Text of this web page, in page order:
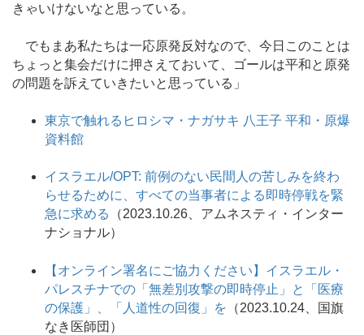
きゃいけないなと思っている。
でもまあ私たちは一応原発反対なので、今日このことは
ちょっと集会だけに押さえておいて、ゴールは平和と原発
の問題を訴えていきたいと思っている」
東京で触れるヒロシマ・ナガサキ 八王子 平和・原爆
資料館
イスラエル/OPT: 前例のない民間人の苦しみを終わ
らせるために、すべての当事者による即時停戦を緊
急に求める
（2023.10.26、アムネスティ・インター
ナショナル）
【オンライン署名にご協力ください】イスラエル・
パレスチナでの「無差別攻撃の即時停止」と「医療
の保護」、「人道性の回復」を （2023.10.24、国旗
なき医師団）